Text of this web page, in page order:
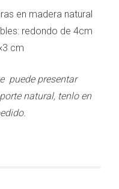
en madera natural
redondo de 4cm
cm
puede presentar
natural, tenlo en